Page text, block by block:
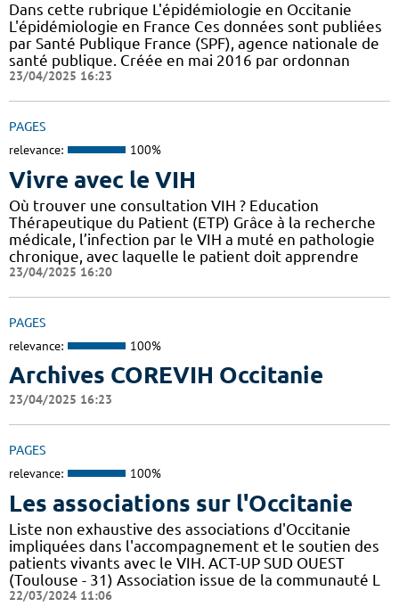
Dans cette rubrique L'épidémiologie en Occitanie
L'épidémiologie en France Ces données sont publiées
par Santé Publique France (SPF), agence nationale de
santé publique. Créée en mai 2016 par ordonnan
23/04/2025 16:23
PAGES
relevance: 100%
Vivre avec le VIH
Où trouver une consultation VIH ? Education
Thérapeutique du Patient (ETP) Grâce à la recherche
médicale, l’infection par le VIH a muté en pathologie
chronique, avec laquelle le patient doit apprendre
23/04/2025 16:20
PAGES
relevance: 100%
Archives COREVIH Occitanie
23/04/2025 16:23
PAGES
relevance: 100%
Les associations sur l'Occitanie
Liste non exhaustive des associations d'Occitanie
impliquées dans l'accompagnement et le soutien des
patients vivants avec le VIH. ACT-UP SUD OUEST
(Toulouse - 31) Association issue de la communauté L
22/03/2024 11:06